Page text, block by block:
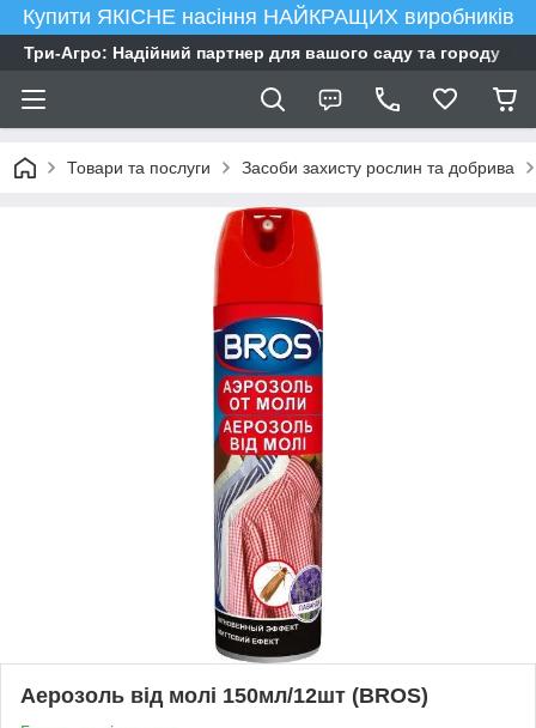
Купити ЯКІСНЕ насіння НАЙКРАЩИХ виробників
Три-Агро: Надійний партнер для вашого саду та городу
Товари та послуги Засоби захисту рослин та добрива
Аерозоль від молі 150мл/12шт (BROS)